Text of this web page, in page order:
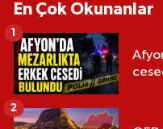
En Çok Okunanlar
1
2